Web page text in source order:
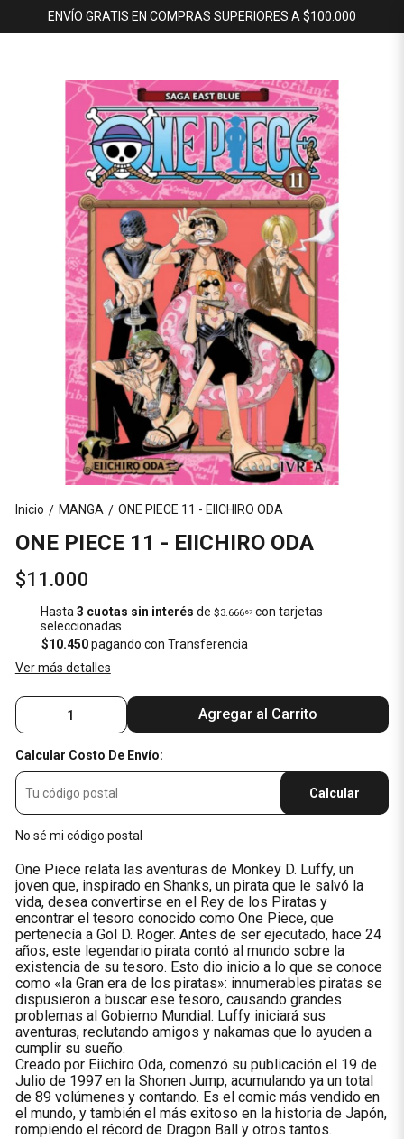
ENVÍO GRATIS EN COMPRAS SUPERIORES A $100.000
Inicio / MANGA / ONE PIECE 11 - EIICHIRO ODA
ONE PIECE 11 - EIICHIRO ODA
$11.000
Hasta 3 cuotas sin interés de $3.66667con tarjetas
seleccionadas
$10.450pagando con Transferencia
Ver más detalles
Agregar al Carrito
Calcular Costo De Envío:
Calcular
No sé mi código postal
One Piece relata las aventuras de Monkey D. Luffy, un
joven que, inspirado en Shanks, un pirata que le salvó la
vida, desea convertirse en el Rey de los Piratas y
encontrar el tesoro conocido como One Piece, que
pertenecía a Gol D. Roger. Antes de ser ejecutado, hace 24
años, este legendario pirata contó al mundo sobre la
existencia de su tesoro. Esto dio inicio a lo que se conoce
como «la Gran era de los piratas»: innumerables piratas se
dispusieron a buscar ese tesoro, causando grandes
problemas al Gobierno Mundial. Luffy iniciará sus
aventuras, reclutando amigos y nakamas que lo ayuden a
cumplir su sueño.
Creado por Eiichiro Oda, comenzó su publicación el 19 de
Julio de 1997 en la Shonen Jump, acumulando ya un total
de 89 volúmenes y contando. Es el comic más vendido en
el mundo, y también el más exitoso en la historia de Japón,
rompiendo el récord de Dragon Ball y otros tantos.